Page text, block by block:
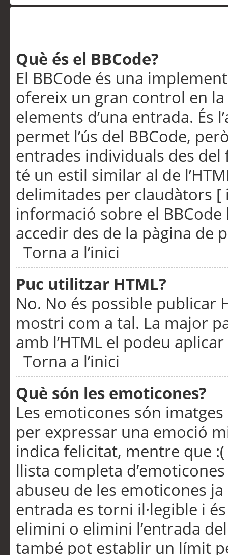
Què és el BBCode?
El BBCode és una
ofereix un gran control en
elements d’una entrada. És
permet l’ús del BBCode,
entrades individuals des
té un estil similar al de
delimitades per claudàtors [
informació sobre el
accedir des de la pàgina de
Torna a l’inici
Puc utilitzar HTML?
No. No és possible publicar
mostri com a tal. La major
amb l’HTML el podeu
Torna a l’inici
Què són les emoticones?
Les emoticones són
per expressar una emoció
indica felicitat, mentre que
llista completa
abuseu de les emoticones
entrada es torni il·legible i
elimini o elimini l’entrada
també pot establir un límit